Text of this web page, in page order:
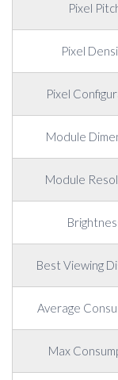
Pixel
Pixel
Pixel
Module
Module
Best Viewing
Average
Max